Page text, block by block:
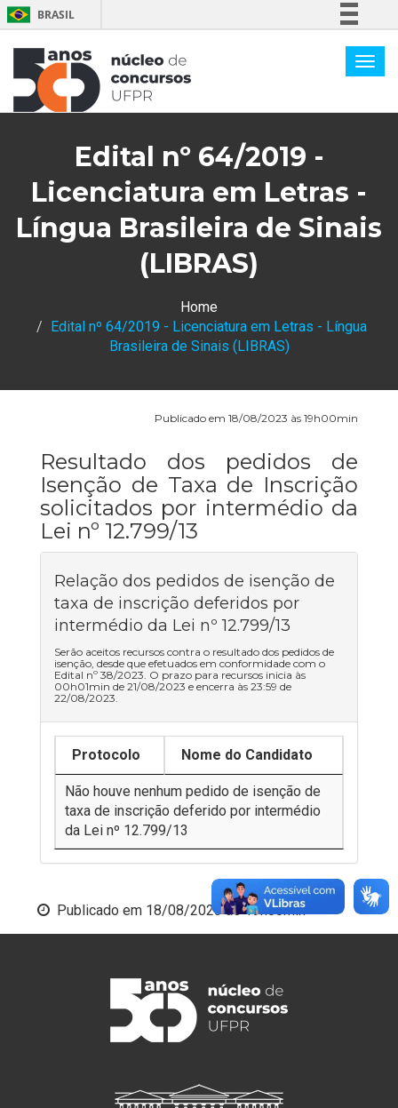
BRASIL
Legislação
Edital nº 64/2019 -
Licenciatura em Letras -
Língua Brasileira de Sinais
(LIBRAS)
Home
Edital nº 64/2019 - Licenciatura em Letras - Língua
Brasileira de Sinais (LIBRAS)
Publicado em 18/08/2023 às 19h00min
Resultado dos pedidos de
Isenção de Taxa de Inscrição
solicitados por intermédio da
Lei nº 12.799/13
Relação dos pedidos de isenção de
taxa de inscrição deferidos por
intermédio da Lei nº 12.799/13
Serão aceitos recursos contra o resultado dos pedidos de
isenção, desde que efetuados em conformidade com o
Edital nº 38/2023. O prazo para recursos inicia às
00h01min de 21/08/2023 e encerra às 23:59 de
22/08/2023.
Protocolo Nome do Candidato
Não houve nenhum pedido de isenção de
taxa de inscrição deferido por intermédio
da Lei nº 12.799/13
Publicado em 18/08/2023 às 19h00min